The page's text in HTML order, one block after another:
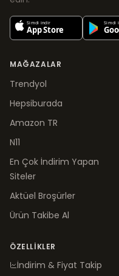
MAĞAZALAR
Trendyol
Hepsiburada
Amazon TR
N11
En Çok İndirim Yapan
Siteler
Aktüel Broşürler
Ürün Takibe Al
ÖZELLIKLER
İndirim & Fiyat Takip